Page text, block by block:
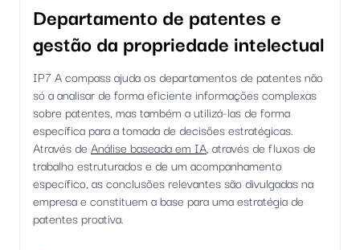
Departamento de patentes e
gestão da propriedade intelectual
IP7 A compass ajuda os departamentos de patentes não
só a analisar de forma eficiente informações complexas
sobre patentes, mas também a utilizá-las de forma
específica para a tomada de decisões estratégicas.
Através de Análise baseada em IA, através de fluxos de
trabalho estruturados e de um acompanhamento
específico, as conclusões relevantes são divulgadas na
empresa e constituem a base para uma estratégia de
patentes proativa.